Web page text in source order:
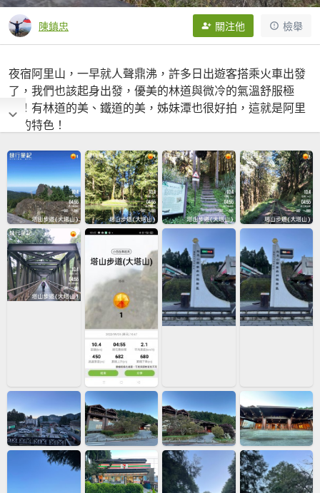
陳鎮忠 關注他 檢舉
夜宿阿里山，一早就人聲鼎沸，許多日出遊客搭乘火車出發
了，我們也該起身出發，優美的林道與微冷的氣溫舒服極
了！有林道的美、鐵道的美，姊妹潭也很好拍，這就是阿里
山的特色！